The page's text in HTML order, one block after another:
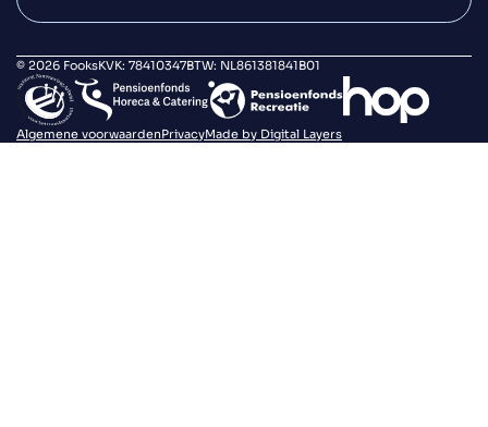
© 2026 FooksKVK: 78410347BTW: NL861381841B01
Algemene voorwaardenPrivacyMade by Digital Layers